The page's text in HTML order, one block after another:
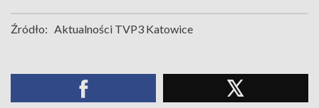
Źródło: Aktualności TVP3 Katowice